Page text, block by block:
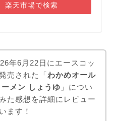
楽天市場で検索
年6月22日にエースコッ
売された「わかめオール
メン しょうゆ 」につい
た感想を詳細にレビュー
ます！